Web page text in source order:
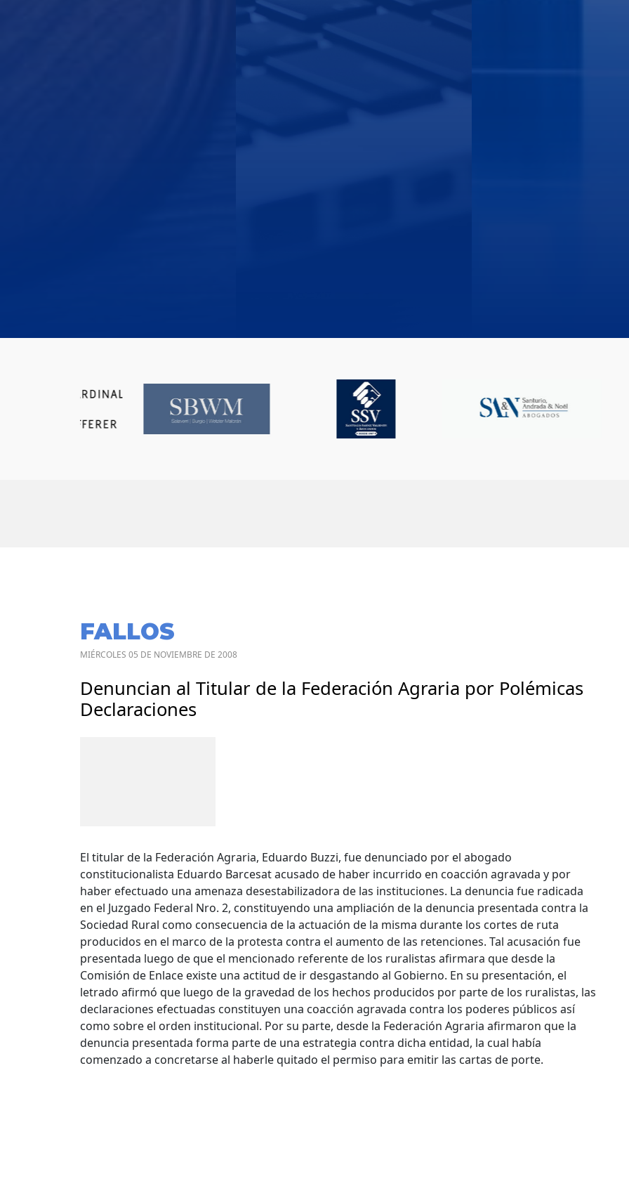
FALLOS
MIÉRCOLES 05 DE NOVIEMBRE DE 2008
Denuncian al Titular de la Federación Agraria por Polémicas
Declaraciones
El titular de la Federación Agraria, Eduardo Buzzi, fue denunciado por el abogado
constitucionalista Eduardo Barcesat acusado de haber incurrido en coacción agravada y por
haber efectuado una amenaza desestabilizadora de las instituciones. La denuncia fue radicada
en el Juzgado Federal Nro. 2, constituyendo una ampliación de la denuncia presentada contra la
Sociedad Rural como consecuencia de la actuación de la misma durante los cortes de ruta
producidos en el marco de la protesta contra el aumento de las retenciones. Tal acusación fue
presentada luego de que el mencionado referente de los ruralistas afirmara que desde la
Comisión de Enlace existe una actitud de ir desgastando al Gobierno. En su presentación, el
letrado afirmó que luego de la gravedad de los hechos producidos por parte de los ruralistas, las
declaraciones efectuadas constituyen una coacción agravada contra los poderes públicos así
como sobre el orden institucional. Por su parte, desde la Federación Agraria afirmaron que la
denuncia presentada forma parte de una estrategia contra dicha entidad, la cual había
comenzado a concretarse al haberle quitado el permiso para emitir las cartas de porte.